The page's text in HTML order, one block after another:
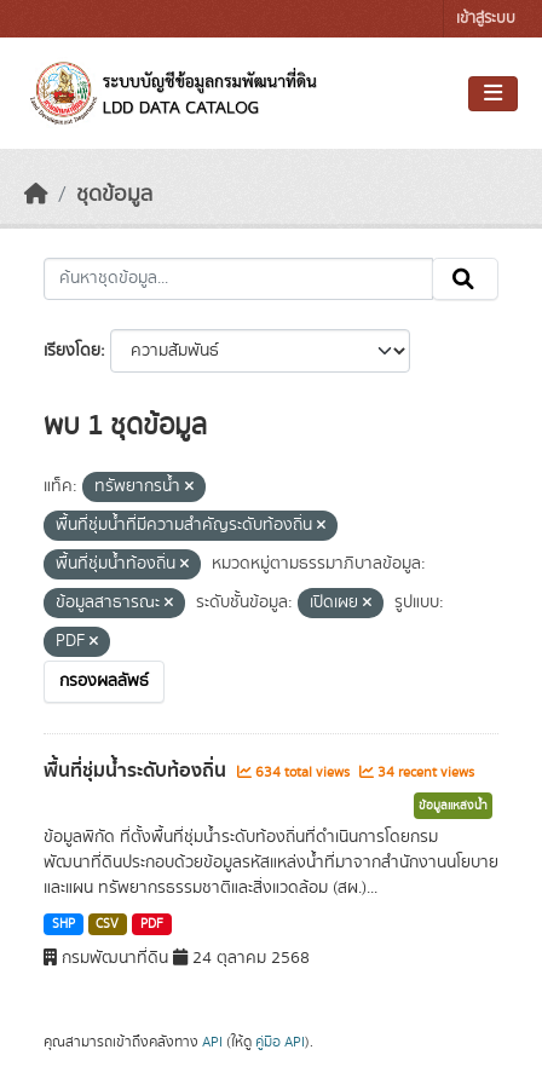
เข้าสู่ระบบ
ชุดข้อมูล
เรียงโดย
พบ 1 ชุดข้อมูล
แท็ค:
ทรัพยากรน้ำ
พื้นที่ชุ่มน้ำที่มีความสําคัญระดับท้องถิ่น
พื้นที่ชุ่มน้ำท้องถิ่น
หมวดหมู่ตามธรรมาภิบาลข้อมูล:
ข้อมูลสาธารณะ
ระดับชั้นข้อมูล: เปิดเผย
รูปแบบ:
PDF
กรองผลลัพธ์
พื้นที่ชุ่มน้ำระดับท้องถิ่น 634 total views 34 recent views
ข้อมูลแหล่งน้ำ
ข้อมูลพิกัด ที่ตั้งพื้นที่ชุ่มน้ำระดับท้องถิ่นที่ดำเนินการโดยกรม
พัฒนาที่ดินประกอบด้วยข้อมูลรหัสแหล่งน้ำที่มาจากสำนักงานนโยบาย
และแผน ทรัพยากรธรรมชาติและสิ่งแวดล้อม (สผ.)...
SHP CSV PDF
กรมพัฒนาที่ดิน 24 ตุลาคม 2568
คุณสามารถเข้าถึงคลังทาง API (ให้ดู คู่มือ API).